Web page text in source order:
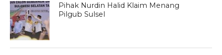
Pihak Nurdin Halid Klaim Menang
Pilgub Sulsel